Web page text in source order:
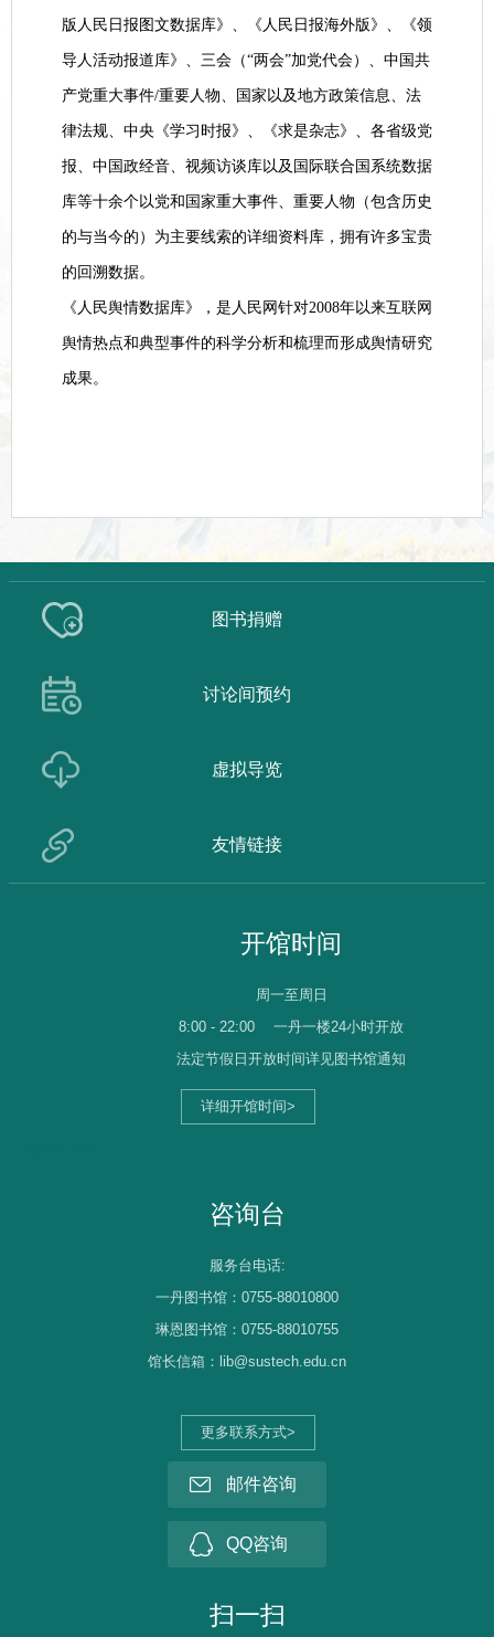
版人民日报图文数据库》、《人民日报海外版》、《领
导人活动报道库》、三会（“两会”加党代会）、中国共
产党重大事件/重要人物、国家以及地方政策信息、法
律法规、中央《学习时报》、《求是杂志》、各省级党
报、中国政经音、视频访谈库以及国际联合国系统数据
库等十余个以党和国家重大事件、重要人物（包含历史
的与当今的）为主要线索的详细资料库，拥有许多宝贵
的回溯数据。
《人民舆情数据库》，是人民网针对2008年以来互联网
舆情热点和典型事件的科学分析和梳理而形成舆情研究
成果。
图书捐赠
讨论间预约
虚拟导览
友情链接
开馆时间
详细开馆时间>
周一至周日
8:00 - 22:00
一丹一楼24小时开放
法定节假日开放时间详见图书馆通知
咨询台
更多联系方式>
服务台电话:
一丹图书馆：0755-88010800
琳恩图书馆：0755-88010755
馆长信箱：lib@sustech.edu.cn
邮件咨询
QQ咨询
扫一扫